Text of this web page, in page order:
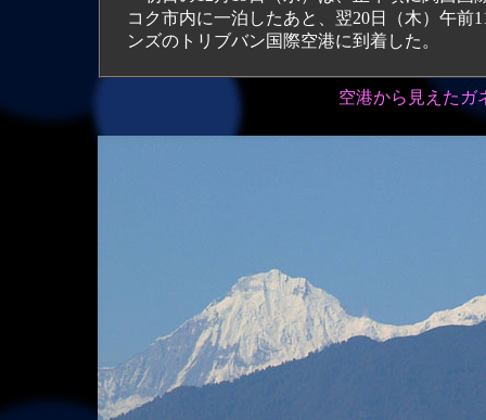
コク市内に一泊したあと、翌20日（木）午
ンズのトリブバン国際空港に到着した。
空港から見えたガ